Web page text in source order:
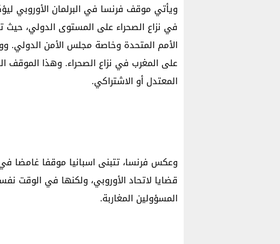
ويأتي موقف فرنسا في البرلمان الأوروبي
في نزاع الصحراء على المستوى الدولي، حيث
الأمم المتحدة وخاصة مجلس الأمن
على المغرب في نزاع الصحراء. وهذا الموقف
المعتدل أو الاشتراكي.
وعكس فرنسا، تتبنى اسبانيا موقفا غامضا
قضايا لاتحاد الأوروبي، ولكنها في
المسؤولين المغاربة.